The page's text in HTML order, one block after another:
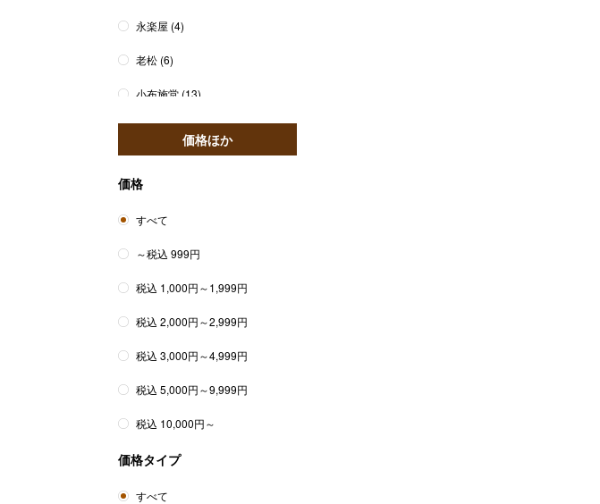
永楽屋 (4)
老松 (6)
小布施堂 (13)
価格ほか
価格
すべて
～税込 999円
税込 1,000円～1,999円
税込 2,000円～2,999円
税込 3,000円～4,999円
税込 5,000円～9,999円
税込 10,000円～
価格タイプ
すべて